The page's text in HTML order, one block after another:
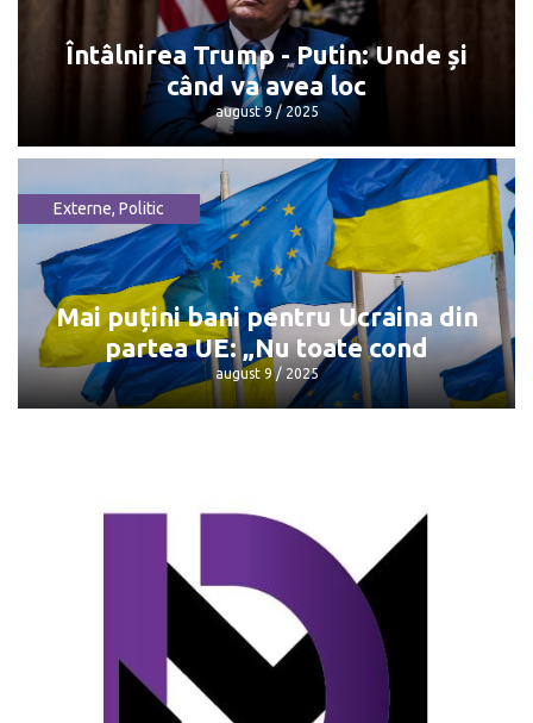
octombrie 13 / 2025
Întâlnirea Trump - Putin: Unde și
când va avea loc
august 9 / 2025
Întâlnirea Trump - Putin: Unde și când
va avea loc
august 9 / 2025
Externe, Politic
Mai puțini bani pentru Ucraina din
partea UE: „Nu toate cond
august 9 / 2025
Mai puțini bani pentru Ucraina din
partea UE: „Nu toate cond